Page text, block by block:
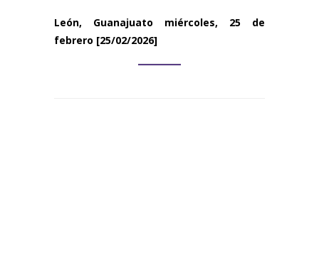
León, Guanajuato
miércoles, 25 de
febrero [25/02/2026]